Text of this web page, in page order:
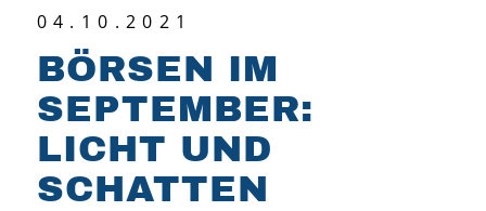
04.10.2021
BÖRSEN IM
SEPTEMBER:
LICHT UND
SCHATTEN